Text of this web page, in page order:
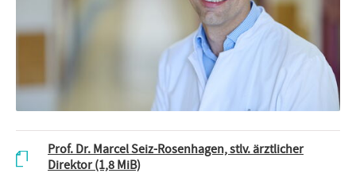
Prof. Dr. Marcel Seiz-Rosenhagen, stlv. ärztlicher
Direktor(1,8 MiB)